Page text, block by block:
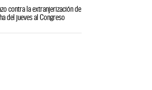
contra la extranjerización de
del jueves al Congreso